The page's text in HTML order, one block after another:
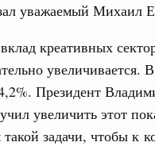
уважаемый Михаил
креативных
увеличивается.
Президент
увеличить этот
задачи, чтобы к